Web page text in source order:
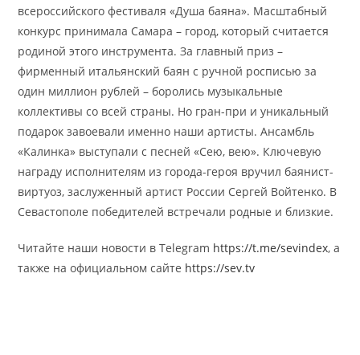
всероссийского фестиваля «Душа баяна». Масштабный
конкурс принимала Самара – город, который считается
родиной этого инструмента. За главный приз –
фирменный итальянский баян с ручной росписью за
один миллион рублей – боролись музыкальные
коллективы со всей страны. Но гран-при и уникальный
подарок завоевали именно наши артисты. Ансамбль
«Калинка» выступали с песней «Сею, вею». Ключевую
награду исполнителям из города-героя вручил баянист-
виртуоз, заслуженный артист России Сергей Войтенко. В
Севастополе победителей встречали родные и близкие.
Читайте наши новости в Telegram https://t.me/sevindex, а
также на официальном сайте https://sev.tv